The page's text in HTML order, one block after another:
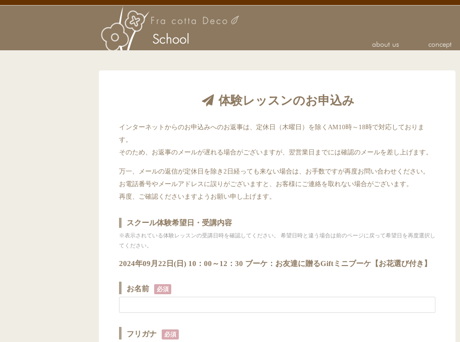
体験レッスンのお申込み
インターネットからのお申込みへのお返事は、定休日（木曜日）を除くAM10時～18時で対応しておりま
す。
そのため、お返事のメールが遅れる場合がございますが、翌営業日までには確認のメールを差し上げます。
万一、メールの返信が定休日を除き2日経っても来ない場合は、お手数ですが再度お問い合わせください。
お電話番号やメールアドレスに誤りがございますと、お客様にご連絡を取れない場合がございます。
再度、ご確認くださいますようお願い申し上げます。
スクール体験希望日・受講内容
※表示されている体験レッスンの受講日時を確認してください。 希望日時と違う場合は前のページに戻って希望日を再度選択し
てください。
2024年09月22日(日) 10：00～12：30 ブーケ：お友達に贈るGiftミニブーケ【お花選び付き】
お名前 必須
フリガナ 必須